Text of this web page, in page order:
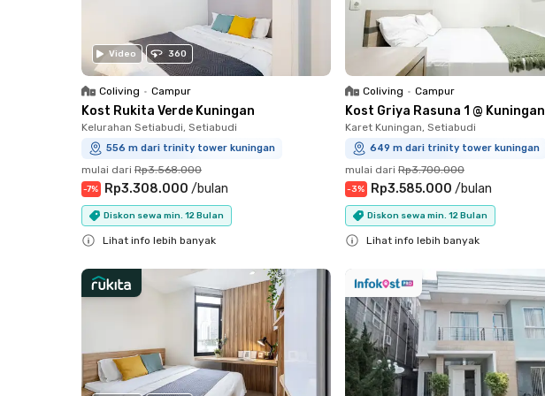
Video 360
Coliving • Campur
Kost Rukita Verde Kuningan
Kelurahan Setiabudi, Setiabudi
556 m dari trinity tower kuningan
mulai dari Rp3.568.000
-7% Rp3.308.000 /bulan
Diskon sewa min. 12 Bulan
Lihat info lebih banyak
Coliving • Campur
Kost Griya Rasuna 1 @ Kuningan
Karet Kuningan, Setiabudi
649 m dari trinity tower kuningan
mulai dari Rp3.700.000
-3% Rp3.585.000 /bulan
Diskon sewa min. 12 Bulan
Lihat info lebih banyak